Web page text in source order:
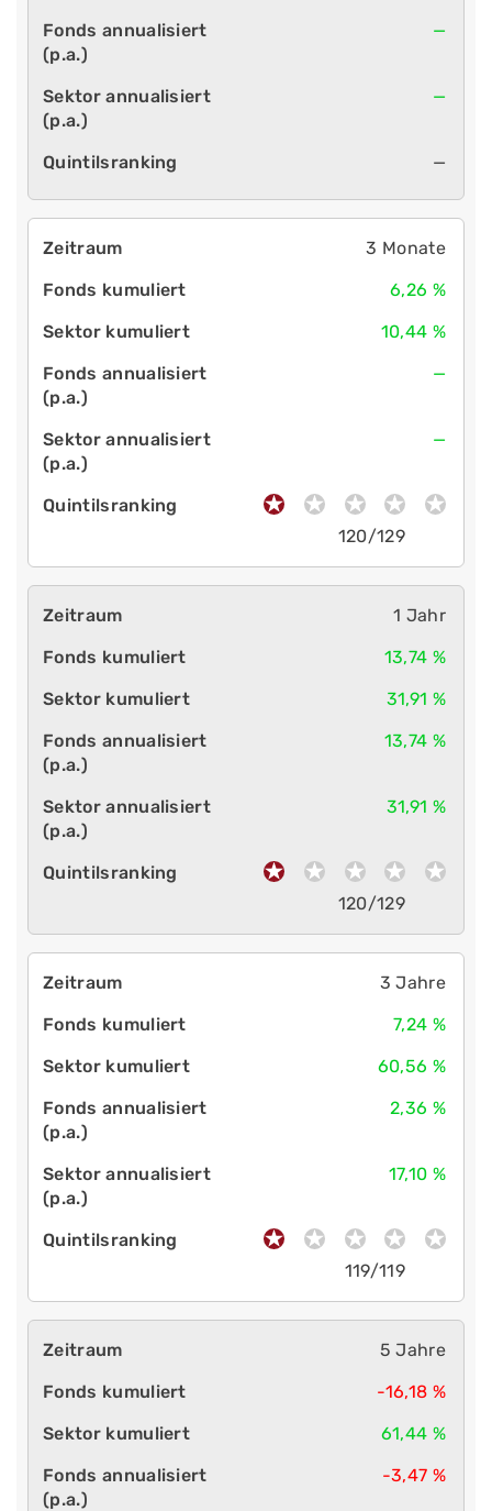
—
—
—
3 Monate
6,26 %
10,44 %
—
—
120/129
1 Jahr
13,74 %
31,91 %
13,74 %
31,91 %
120/129
3 Jahre
7,24 %
60,56 %
2,36 %
17,10 %
119/119
5 Jahre
-16,18 %
61,44 %
-3,47 %